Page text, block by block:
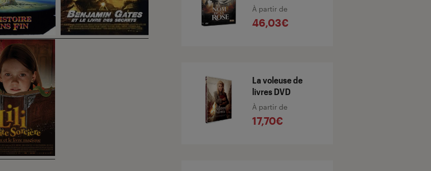
À partir de
46,03€
La voleuse de
livres DVD
À partir de
17,70€